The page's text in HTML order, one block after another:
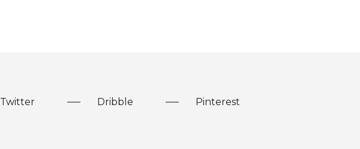
Twitter Dribble Pinterest